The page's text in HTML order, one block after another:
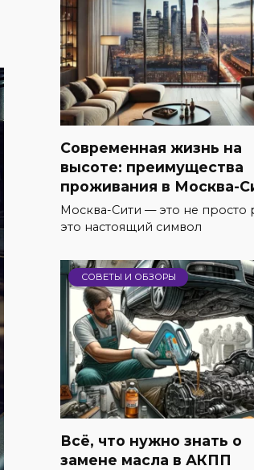
Современная жизнь на
высоте: преимущества
проживания в Москва-
Москва-Сити — это не просто
это настоящий символ
СОВЕТЫ И ОБЗОРЫ
Всё, что нужно знать о
замене масла в АКПП